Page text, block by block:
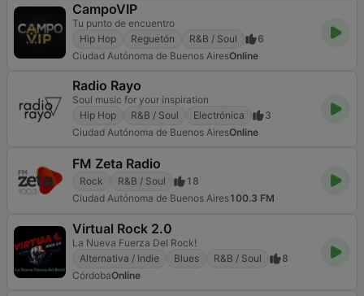
CampoVIP
Tu punto de encuentro
Hip Hop
Reguetón R&B / Soul
6
Ciudad Autónoma de Buenos AiresOnline
Radio Rayo
Soul music for your inspiration
Hip Hop
R&B / Soul Electrónica
3
Ciudad Autónoma de Buenos AiresOnline
FM Zeta Radio
Rock R&B / Soul
18
Ciudad Autónoma de Buenos Aires100.3 FM
Virtual Rock 2.0
La Nueva Fuerza Del Rock!
Alternativa / Indie
Blues R&B / Soul
8
CórdobaOnline